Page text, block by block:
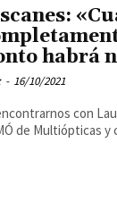
habrá
- 16/10/2021
con
de Multiópticas y